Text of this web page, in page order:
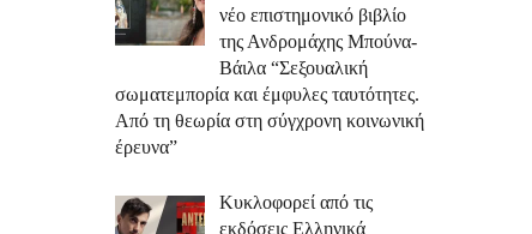
νέο επιστημονικό βιβλίο
της Ανδρομάχης Μπούνα-
Βάιλα “Σεξουαλική
σωματεμπορία και έμφυλες ταυτότητες.
Από τη θεωρία στη σύγχρονη κοινωνική
έρευνα”
Κυκλοφορεί από τις
εκδόσεις Ελληνικά